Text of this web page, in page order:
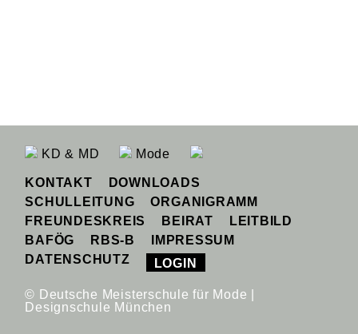
KD & MD Mode
KONTAKT
DOWNLOADS
SCHULLEITUNG
ORGANIGRAMM
FREUNDESKREIS
BEIRAT
LEITBILD
BAFÖG
RBS-B
IMPRESSUM
DATENSCHUTZ
LOGIN
© Deutsche Meisterschule für Mode |
Designschule München